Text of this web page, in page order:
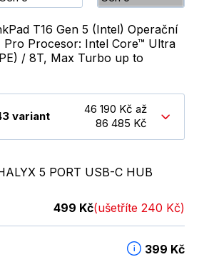
T16 Gen 5 (Intel) Operační
Pro Procesor: Intel Core™ Ultra
/ 8T, Max Turbo up to
variant
46 190 Kč až
86 485 Kč
5 PORT USB-C HUB
499 Kč(ušetříte 240 Kč)
399 Kč